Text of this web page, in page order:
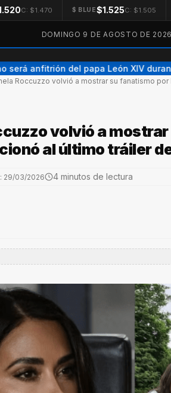
C: $1.470 $ BLUE$1.525C: $1.505
DOMINGO 9 DE AGOSTO DE
será anfitrión del papa León XIV
Roccuzzo volvió a mostrar su fanatismo
volvió a
al último tráiler
29/03/2026 4 minutos de lectura